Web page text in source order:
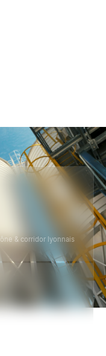
& corridor lyonnais